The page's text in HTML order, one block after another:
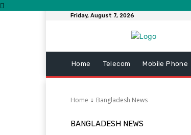
Friday, August 7, 2026
Home Telecom Mobile Phone
Home Bangladesh News
BANGLADESH NEWS